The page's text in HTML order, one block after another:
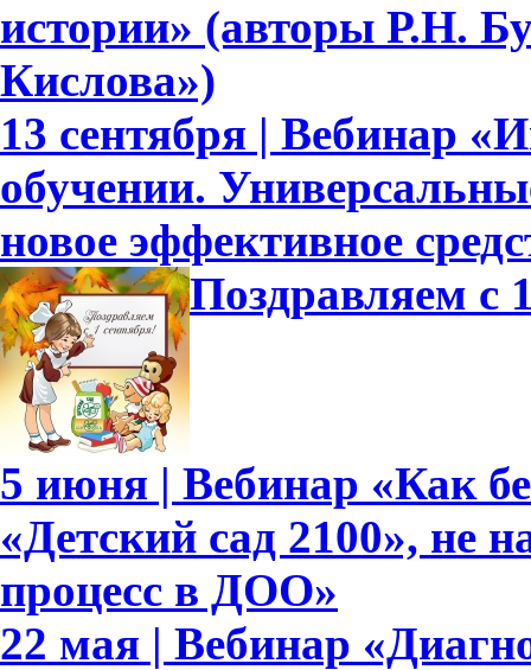
истории» (авторы Р.Н.
Кислова»)
13 сентября | Вебинар
обучении.
новое эффективное
Поздравляем с
5 июня | Вебинар «Как
«Детский сад 2100», не
процесс в ДОО»
22 мая | Вебинар